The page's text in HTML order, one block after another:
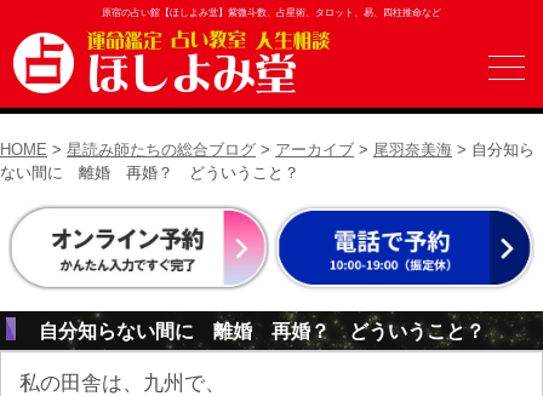
原宿の占い館【ほしよみ堂】紫微斗数、占星術、タロット、易、四柱推命など
HOME > 星読み師たちの総合ブログ > アーカイブ > 尾羽奈美海 > 自分知ら
ない間に 離婚 再婚？ どういうこと？
自分知らない間に 離婚 再婚？ どういうこと？
私の田舎は、九州で、